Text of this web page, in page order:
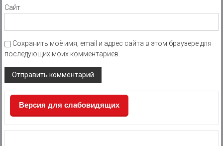
Сайт
Сохранить моё имя, email и адрес сайта в этом браузере для
последующих моих комментариев.
Версия для слабовидящих